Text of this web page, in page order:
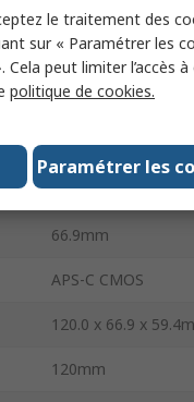
Alpha 6100 APS-C
Black
396g
Yes
66.9mm
APS-C CMOS
120.0 x 66.9 x
120mm
le traitement des
sur « Paramétrer les
Cela peut limiter l’accès
politique de cookies.
Paramétrer les